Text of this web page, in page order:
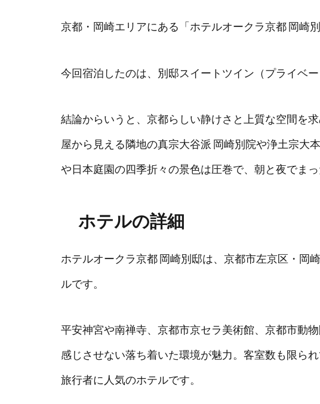
京都・岡崎エリアにある「ホテルオークラ京都 岡崎
今回宿泊したのは、別邸スイートツイン（プライベー
結論からいうと、京都らしい静けさと上質な空間を
屋から見える隣地の真宗大谷派 岡崎別院や浄土宗大
や日本庭園の四季折々の景色は圧巻で、朝と夜でま
ホテルの詳細
ホテルオークラ京都 岡崎別邸は、京都市左京区・岡
ルです。
平安神宮や南禅寺、京都市京セラ美術館、京都市動
感じさせない落ち着いた環境が魅力。客室数も限ら
旅行者に人気のホテルです。